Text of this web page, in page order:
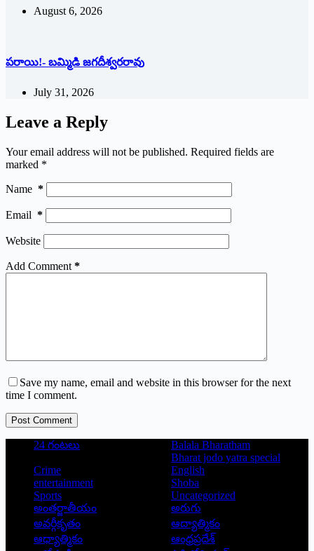
August 6, 2026
పరాయి!- బమ్మిడి జగదీశ్వరరావు
July 31, 2026
Leave a Reply
Your email address will not be published. Required fields are
marked *
Name *
Email *
Website
Add Comment *
Save my name, email and website in this browser for the next
time I comment.
Post Comment
24 గంటలు
Balala Bharatham
Bharat jodo yatra special
Crime
English
entertainment
Shoba
Sports
Uncategorized
అంతర్జాతీయం
అరుగు
అవర్గీకృతం
ఆద్యాత్మికం
ఆధ్యాత్మికం
ఆంధ్రప్రదేశ్